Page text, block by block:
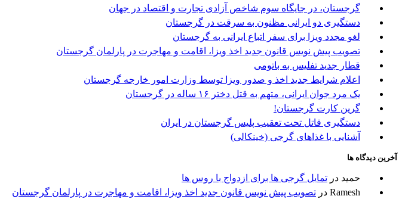
گرجستان، در جایگاه سوم شاخص آزادی تجارت و اقتصاد در جهان
دستگیری دو ایرانی مظنون به سرقت در گرجستان
لغو مجدد ویزا برای سفر اتباع ایرانی به گرجستان
تصویب پیش نویس قانون جدید اخذ ویزا، اقامت و مهاجرت در پارلمان گرجستان
قطار جدید تفلیس به باتومی
اعلام شرایط جدید اخذ و صدور ویزا توسط وزارت امور خارجه گرجستان
یک مرد جوان ایرانی، متهم به قتل دختر ۱۶ ساله در گرجستان
گرین کارت گرجستان!
دستگیری قاتل تحت تعقیب پلیس گرجستان در ایران
آشنایی با غذاهای گرجی (خینکالی)
آخرین دیدگاه ها
حمید در تمایل گرجی ها برای ازدواج با روس ها
Ramesh در تصویب پیش نویس قانون جدید اخذ ویزا، اقامت و مهاجرت در پارلمان گرجستان